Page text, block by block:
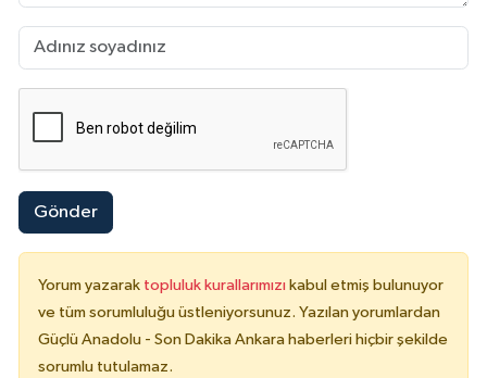
Gönder
Yorum yazarak topluluk kurallarımızı kabul etmiş bulunuyor
ve tüm sorumluluğu üstleniyorsunuz. Yazılan yorumlardan
Güçlü Anadolu - Son Dakika Ankara haberleri hiçbir şekilde
sorumlu tutulamaz.